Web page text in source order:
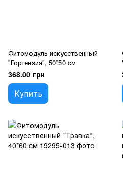
Фитомодуль искусственный
"Гортензия", 50*50 cм
368.00 грн
Купить